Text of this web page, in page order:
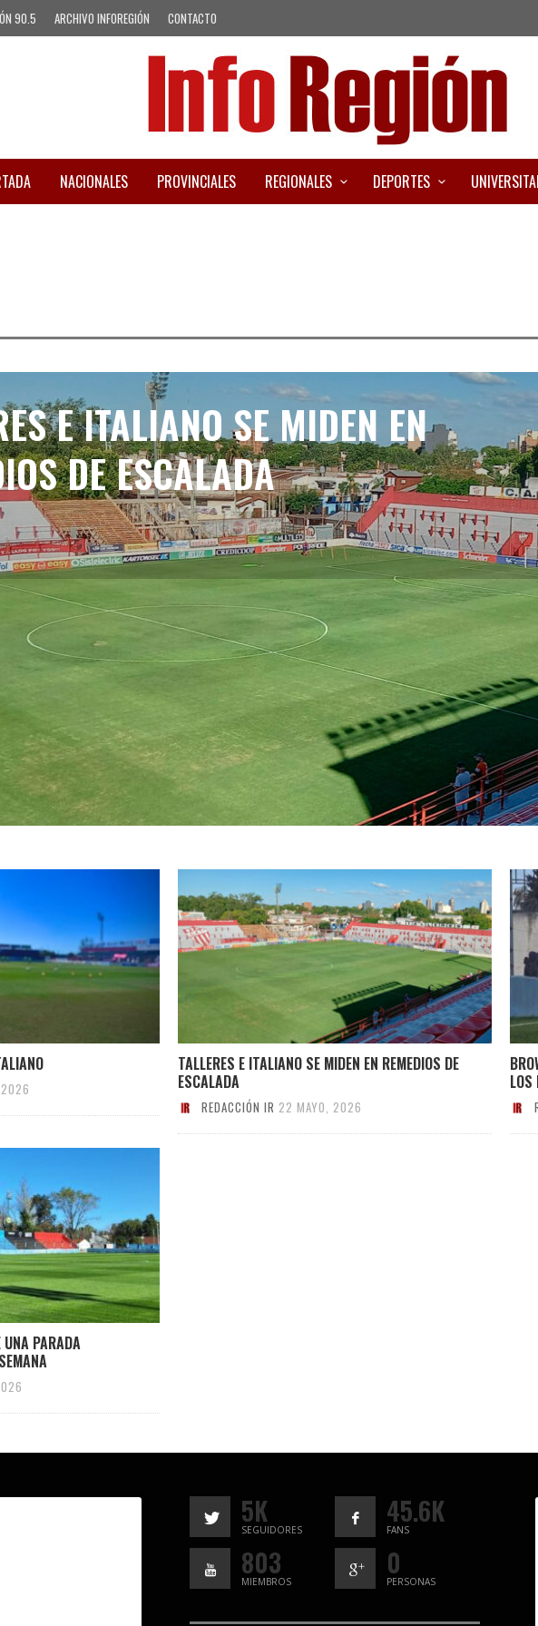
90.5 ARCHIVO INFOREGIÓN CONTACTO
NACIONALES PROVINCIALES REGIONALES DEPORTES
E ITALIANO SE MIDEN EN
DE ESCALADA
TALLERES E ITALIANO SE MIDEN EN REMEDIOS DE
ESCALADA
REDACCIÓN IR 22 MAYO, 2026
LOS
UNA PARADA
5K
SEGUIDORES
45.6K
FANS
803
MIEMBROS
0
PERSONAS